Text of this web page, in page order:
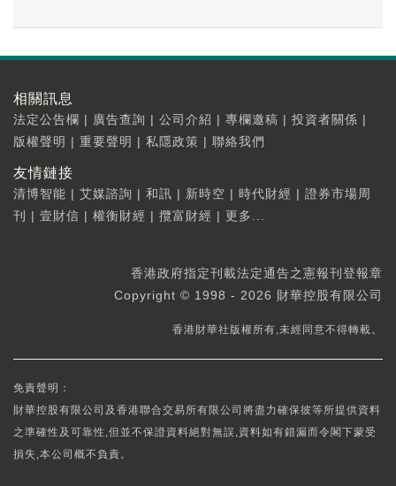
相關訊息
法定公告欄 | 廣告查詢 | 公司介紹 | 專欄邀稿 | 投資者關係 |
版權聲明 | 重要聲明 | 私隱政策 | 聯絡我們
友情鏈接
清博智能 | 艾媒諮詢 | 和訊 | 新時空 | 時代財經 | 證券市場周
刊
| 壹財信 | 權衡財經 | 攬富財經 | 更多...
香港政府指定刊載法定通告之憲報刊登報章
Copyright © 1998 - 2026 財華控股有限公司
香港財華社版權所有,未經同意不得轉載。
免責聲明：
財華控股有限公司及香港聯合交易所有限公司將盡力確保彼等所提供資料
之準確性及可靠性,但並不保證資料絕對無誤,資料如有錯漏而令閣下蒙受
損失,本公司概不負責。